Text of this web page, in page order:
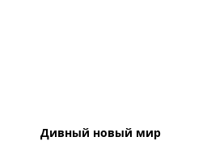
Дивный новый мир